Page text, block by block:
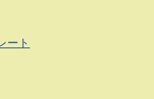
ート